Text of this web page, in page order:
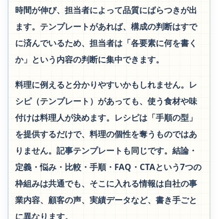
時間が伸び、担当者によって品質にばらつきが出
ます。テンプレートがあれば、構成の判断はすで
に済んでいるため、担当者は「各要素に何を書く
か」という内容の判断に集中できます。
料理に例えると分かりやすいかもしれません。レ
シピ（テンプレート）があっても、使う食材や味
付けは料理人が決めます。レシピは「手順の型」
を提供するだけで、料理の個性を奪うものではあ
りません。記事テンプレートも同じです。結論・
定義・悩み・比較・手順・FAQ・CTAという7つの
枠組みは共通でも、そこに入れる情報は自社の事
業内容、顧客の声、実績データなど、書き手ごと
に異なります。